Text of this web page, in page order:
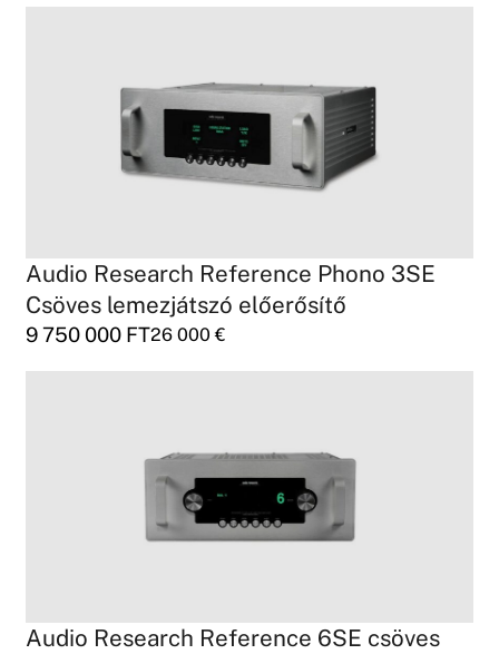
Audio Research Reference Phono 3SE
Csöves lemezjátszó előerősítő
9 750 000 FT26 000€
Audio Research Reference 6SE csöves